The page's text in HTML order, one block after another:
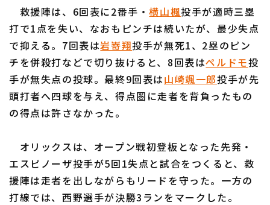
利用規約 プライバシーポリシー
運営会社（別ウィンドウで開く） よくある質問
特定商取引法の表示
救援陣は、6回表に2番手・横山楓投手が適時三塁
打で1点を失い、なおもピンチは続いたが、最少失点
で抑える。7回表は岩嵜翔投手が無死1、2塁のピン
チを併殺打などで切り抜けると、8回表はペルドモ投
手が無失点の投球。最終9回表は山崎颯一郎投手が先
頭打者へ四球を与え、得点圏に走者を背負ったもの
の得点は許さなかった。
オリックスは、オープン戦初登板となった先発・
エスピノーザ投手が5回1失点と試合をつくると、救
援陣は走者を出しながらもリードを守った。一方の
打線では、西野選手が決勝3ランをマークした。